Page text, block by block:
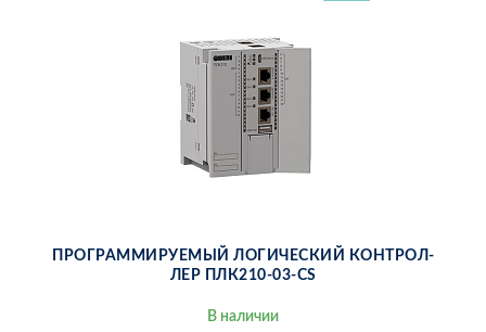
ПРО­ГРАМ­МИ­РУ­Е­МЫЙ ЛО­ГИ­ЧЕ­СКИЙ КОН­ТРОЛ­
ЛЕР ПЛ­К210-03-CS
В на­ли­чии